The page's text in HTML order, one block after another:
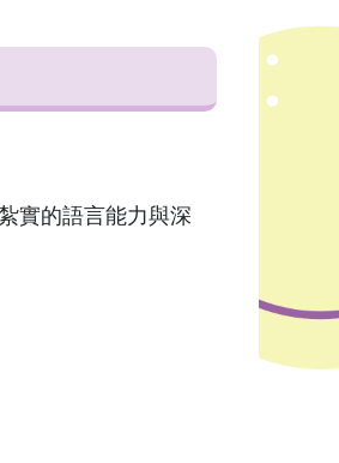
實的語言能力與深